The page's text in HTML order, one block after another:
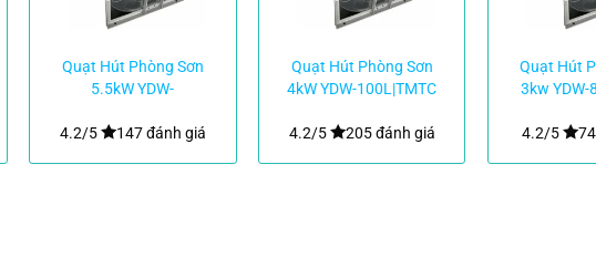
Quạt Hút Phòng Sơn
5.5kW YDW-
4.2/5
147 đánh giá
Quạt Hút Phòng Sơn
4kW YDW-100L|TMTC
4.2/5 205 đánh giá
Quạt Hút
3kw YDW-
4.2/5